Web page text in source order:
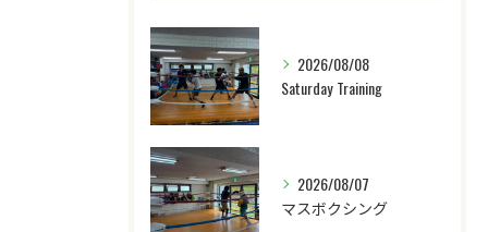
2026/08/08
Saturday Training
2026/08/07
マスボクシング